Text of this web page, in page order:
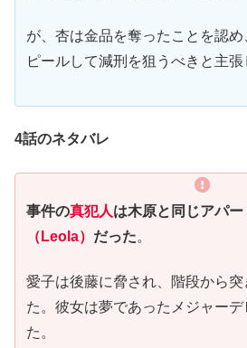
が、杏は金品を奪ったことを認
ピールして減刑を狙うべきと主張
4話のネタバレ
事件の真犯人は木原と同じアパ
（Leola） だった。
愛子は後藤に脅され、階段から
た。彼女は夢であったメジャー
た。